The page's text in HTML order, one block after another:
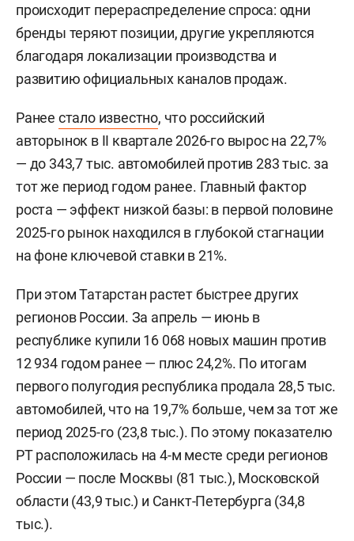
происходит перераспределение спроса: одни
бренды теряют позиции, другие укрепляются
благодаря локализации производства и
развитию официальных каналов продаж.
Ранее стало известно, что российский
авторынок в II квартале 2026-го вырос на 22,7%
— до 343,7 тыс. автомобилей против 283 тыс. за
тот же период годом ранее. Главный фактор
роста — эффект низкой базы: в первой половине
2025-го рынок находился в глубокой стагнации
на фоне ключевой ставки в 21%.
При этом Татарстан растет быстрее других
регионов России. За апрель — июнь в
республике купили 16 068 новых машин против
12 934 годом ранее — плюс 24,2%. По итогам
первого полугодия республика продала 28,5 тыс.
автомобилей, что на 19,7% больше, чем за тот же
период 2025-го (23,8 тыс.). По этому показателю
РТ расположилась на 4-м месте среди регионов
России — после Москвы (81 тыс.), Московской
области (43,9 тыс.) и Санкт-Петербурга (34,8
тыс.).